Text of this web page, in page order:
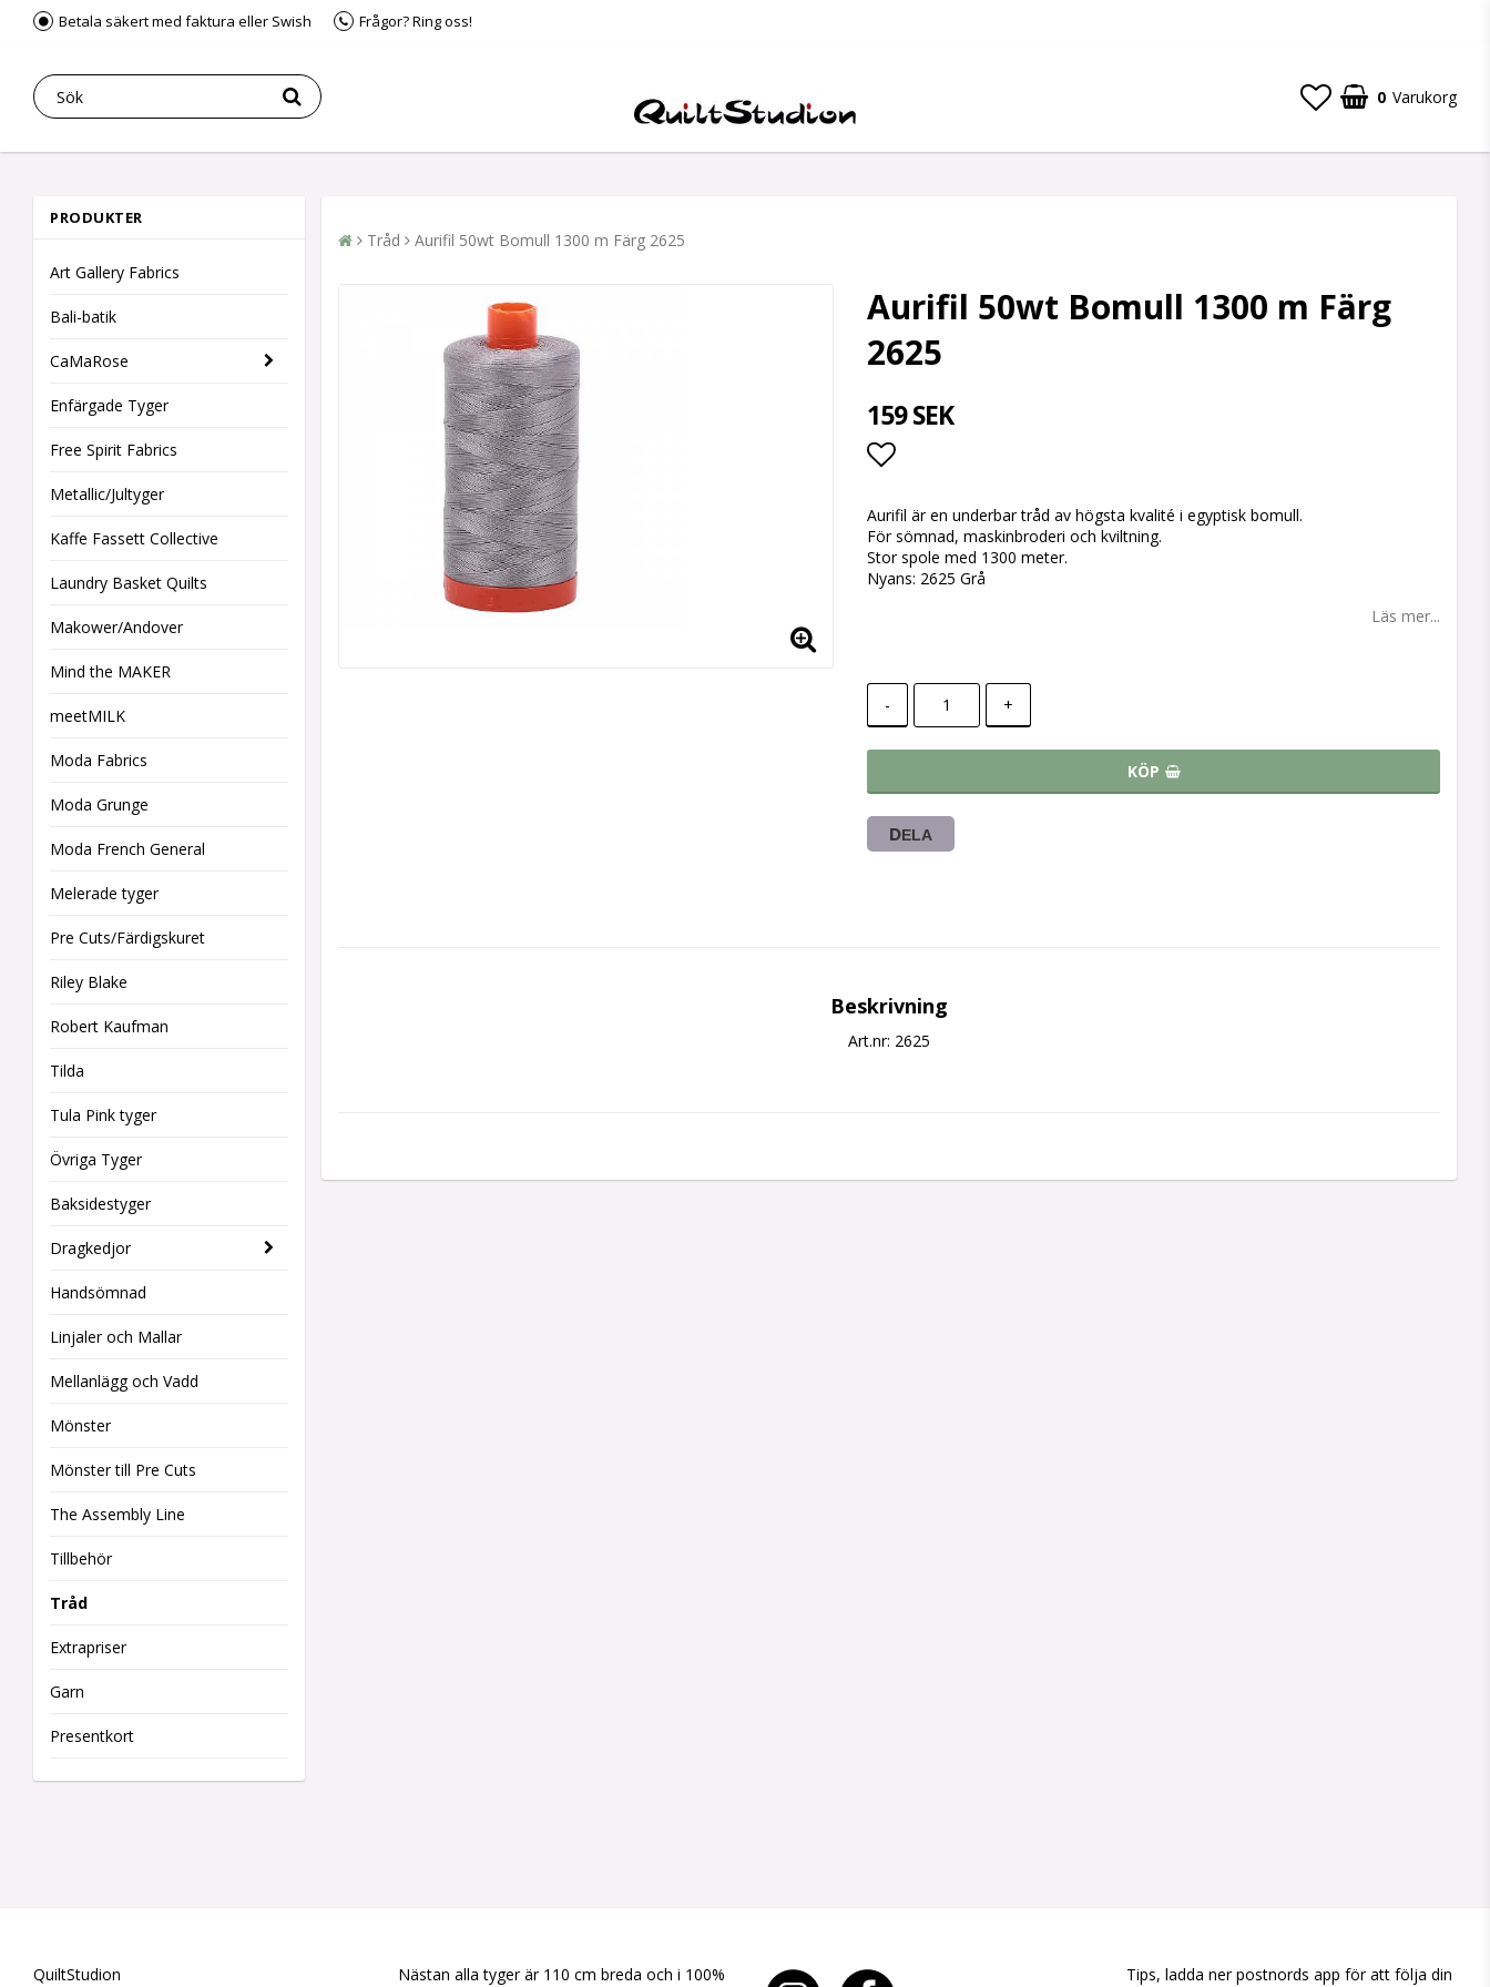
Betala säkert med faktura eller Swish Frågor? Ring oss!
0 Varukorg
PRODUKTER
Art Gallery Fabrics
Bali-batik
CaMaRose
Enfärgade Tyger
Free Spirit Fabrics
Metallic/Jultyger
Kaffe Fassett Collective
Laundry Basket Quilts
Makower/Andover
Mind the MAKER
meetMILK
Moda Fabrics
Moda Grunge
Moda French General
Melerade tyger
Pre Cuts/Färdigskuret
Riley Blake
Robert Kaufman
Tilda
Tula Pink tyger
Övriga Tyger
Baksidestyger
Dragkedjor
Handsömnad
Linjaler och Mallar
Mellanlägg och Vadd
Mönster
Mönster till Pre Cuts
The Assembly Line
Tillbehör
Tråd
Extrapriser
Garn
Presentkort
Tråd Aurifil 50wt Bomull 1300 m Färg 2625
Aurifil 50wt Bomull 1300 m Färg
2625
159 SEK
Lägg till i favoritlistan
Aurifil är en underbar tråd av högsta kvalité i egyptisk bomull.
För sömnad, maskinbroderi och kviltning.
Stor spole med 1300 meter.
Nyans: 2625 Grå
Läs mer...
- +
KÖP
DELA
Beskrivning
Art.nr: 2625
QuiltStudion
Nästan alla tyger är 110 cm breda och i 100%
Tips, ladda ner postnords app för att följa din